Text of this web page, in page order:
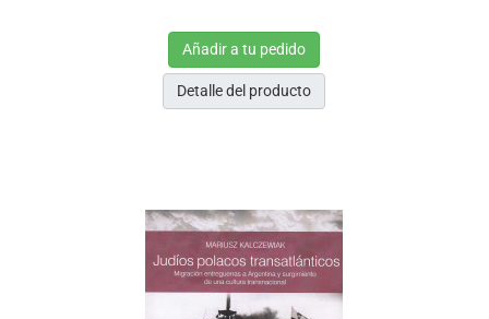
Añadir a tu pedido
Detalle del producto